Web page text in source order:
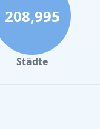
208,995
Städte